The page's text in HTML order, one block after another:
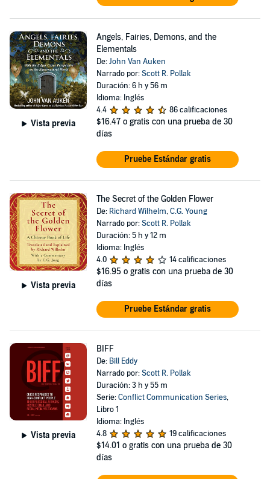
Vista previa
Angels, Fairies, Demons, and the
Elementals
De:John Van Auken
Narrado por:Scott R. Pollak
Duración: 6 h y 56 m
Idioma: Inglés
4.4
86 calificaciones
$16.47 o gratis con una prueba de 30
días
Pruebe Estándar gratis
Vista previa
The Secret of the Golden Flower
De: Richard Wilhelm,C.G. Young
Narrado por:Scott R. Pollak
Duración: 5 h y 12 m
Idioma: Inglés
4.0
14 calificaciones
$16.95 o gratis con una prueba de 30
días
Pruebe Estándar gratis
Vista previa
BIFF
De: Bill Eddy
Narrado por:Scott R. Pollak
Duración: 3 h y 55 m
Serie:Conflict Communication Series,
Libro 1
Idioma: Inglés
4.8
19 calificaciones
$14.01 o gratis con una prueba de 30
días